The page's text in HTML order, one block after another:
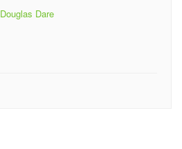
Douglas Dare